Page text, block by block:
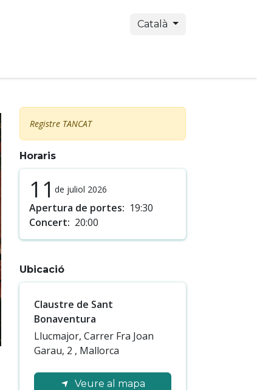
Català
Registre TANCAT
Horaris
11 de juliol 2026
Apertura de portes: 19:30
Concert: 20:00
Ubicació
Claustre de Sant
Bonaventura
Llucmajor, Carrer Fra Joan
Garau, 2 , Mallorca
Veure al mapa